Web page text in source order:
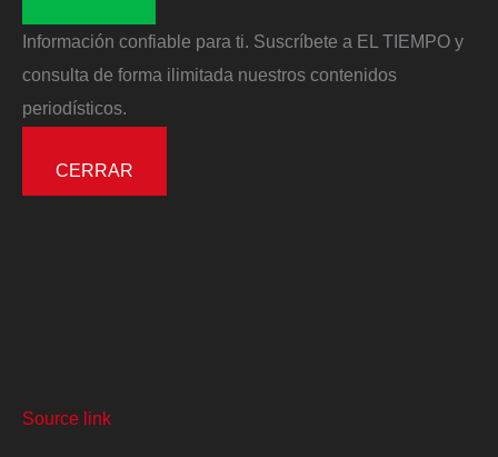
Información confiable para ti. Suscríbete a EL TIEMPO y
consulta de forma ilimitada nuestros contenidos
periodísticos.
CERRAR
Source link